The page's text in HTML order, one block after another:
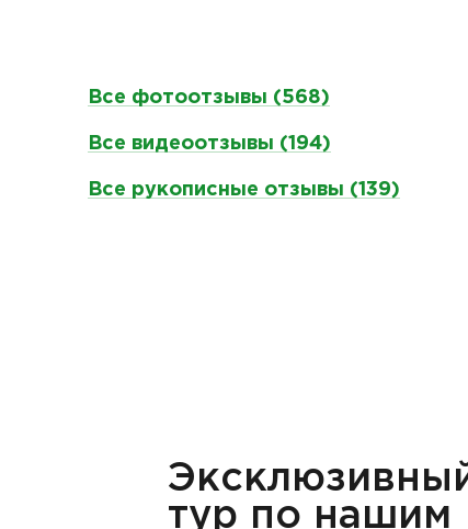
Все фотоотзывы (568)
Все видеоотзывы (194)
Все рукописные отзывы (139)
тур по нашим